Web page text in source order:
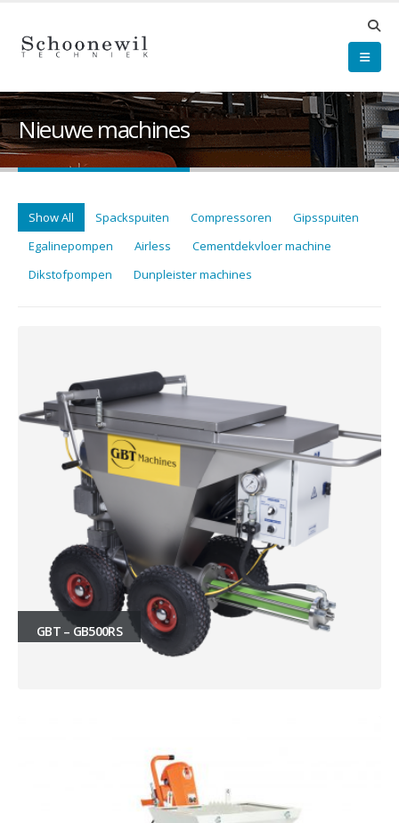
Nieuwe machines
Show All Spackspuiten Compressoren
Gipsspuiten
Egalinepompen
Airless
Cementdekvloer machine
Dikstofpompen
Dunpleister machines
GBT – GB500RS